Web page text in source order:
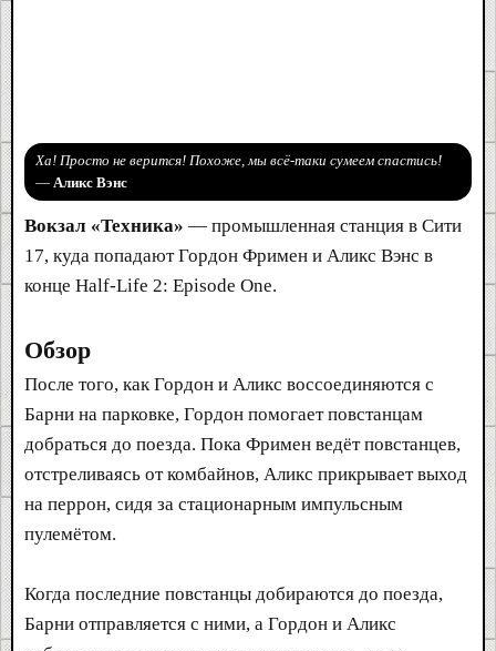
Ха! Просто не верится! Похоже, мы всё-таки сумеем спастись!
— Аликс Вэнс
Вокзал «Техника» — промышленная станция в Сити
17, куда попадают Гордон Фримен и Аликс Вэнс в
конце Half-Life 2: Episode One.
Обзор
После того, как Гордон и Аликс воссоединяются с
Барни на парковке, Гордон помогает повстанцам
добраться до поезда. Пока Фримен ведёт повстанцев,
отстреливаясь от комбайнов, Аликс прикрывает выход
на перрон, сидя за стационарным импульсным
пулемётом.
Когда последние повстанцы добираются до поезда,
Барни отправляется с ними, а Гордон и Аликс